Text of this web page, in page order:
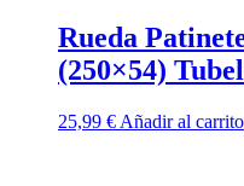
Rueda
(250×54)
25,99 € Añadir al carrito